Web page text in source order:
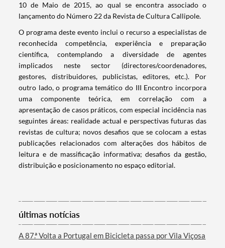
Termo de Pesquisa
Categorias gerais
10 de Maio de 2015, ao qual se encontra associado o
lançamento do Número 22 da Revista de Cultura Callipole.
O programa deste evento inclui o recurso a especialistas de
reconhecida competência, experiência e preparação
científica, contemplando a diversidade de agentes
implicados neste sector (directores/coordenadores,
gestores, distribuidores, publicistas, editores, etc.). Por
outro lado, o programa temático do III Encontro incorpora
uma componente teórica, em correlação com a
apresentação de casos práticos, com especial incidência nas
seguintes áreas: realidade actual e perspectivas futuras das
revistas de cultura; novos desafios que se colocam a estas
publicações relacionados com alterações dos hábitos de
leitura e de massificação informativa; desafios da gestão,
distribuição e posicionamento no espaço editorial.
últimas notícias
A 87.ª Volta a Portugal em Bicicleta passa por Vila Viçosa